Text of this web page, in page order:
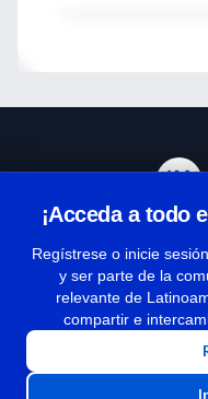
¡Acceda a todo
Regístrese o inicie
y ser parte de la
relevante de
compartir e
|
| Todos los